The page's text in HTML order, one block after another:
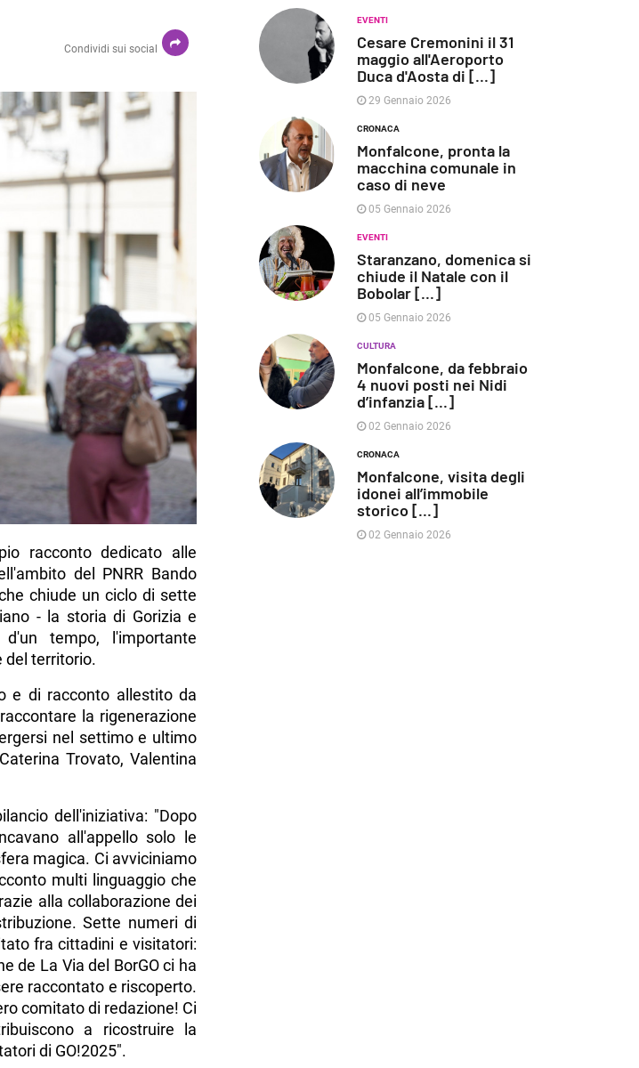
Condividi sui social
racconto dedicato alle
del PNRR Bando
chiude un ciclo di sette
- la storia di Gorizia e
tempo, l'importante
del territorio.
e di racconto allestito da
la rigenerazione
nel settimo e ultimo
Trovato, Valentina
dell'iniziativa: "Dopo
all'appello solo le
magica. Ci avviciniamo
multi linguaggio che
alla collaborazione dei
Sette numeri di
fra cittadini e visitatori:
de La Via del BorGO ci ha
raccontato e riscoperto.
comitato di redazione! Ci
a ricostruire la
di GO!2025".
EVENTI
Cesare Cremonini il 31
maggio all'Aeroporto
Duca d'Aosta di [...]
29 Gennaio 2026
CRONACA
Monfalcone, pronta la
macchina comunale in
caso di neve
05 Gennaio 2026
EVENTI
Staranzano, domenica si
chiude il Natale con il
Bobolar [...]
05 Gennaio 2026
CULTURA
Monfalcone, da febbraio
4 nuovi posti nei Nidi
d’infanzia [...]
02 Gennaio 2026
CRONACA
Monfalcone, visita degli
idonei all’immobile
storico [...]
02 Gennaio 2026